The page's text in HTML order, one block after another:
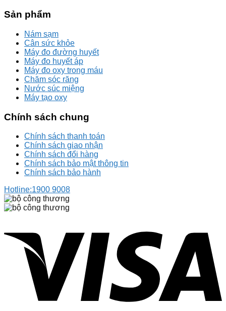
Sản phẩm
Nám sạm
Cân sức khỏe
Máy đo đường huyết
Máy đo huyết áp
Máy đo oxy trong máu
Chăm sóc răng
Nước súc miệng
Máy tạo oxy
Chính sách chung
Chính sách thanh toán
Chính sách giao nhận
Chính sách đổi hàng
Chính sách bảo mật thông tin
Chính sách bảo hành
Hotline:1900 9008